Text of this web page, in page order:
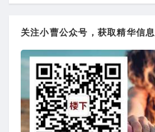
关注小曹公众号，获取精华信息